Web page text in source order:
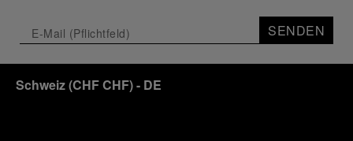
SENDEN
Schweiz(CHF CHF)- DE